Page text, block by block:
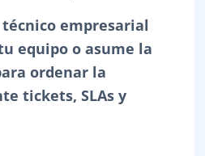
empresarial
equipo o asume la
ordenar la
tickets, SLAs y